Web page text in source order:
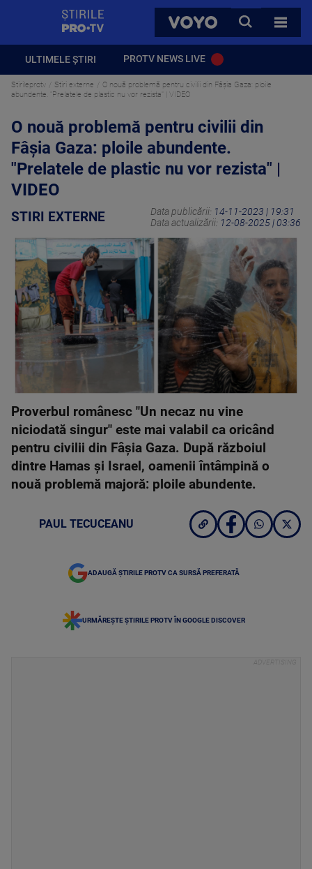
VOYO
CAUTA
TOATE
ULTIMELE ȘTIRI PROTV NEWS LIVE
Stirileprotv Stiri externe
O nouă problemă pentru civilii din Fâșia Gaza: ploile
abundente. "Prelatele de plastic nu vor rezista" | VIDEO
O nouă problemă pentru civilii din
Fâșia Gaza: ploile abundente.
"Prelatele de plastic nu vor rezista" |
VIDEO
STIRI EXTERNE Data publicării: 14-11-2023 | 19:31
Data actualizării: 12-08-2025 | 03:36
Proverbul românesc "Un necaz nu vine
niciodată singur" este mai valabil ca oricând
pentru civilii din Fâșia Gaza. După războiul
dintre Hamas și Israel, oamenii întâmpină o
nouă problemă majoră: ploile abundente.
PAUL TECUCEANU
ADAUGĂ ȘTIRILE PROTV CA SURSĂ PREFERATĂ
URMĂREȘTE ȘTIRILE PROTV ÎN GOOGLE DISCOVER